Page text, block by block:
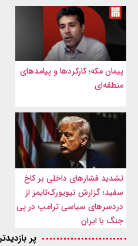
پیمان مکه؛ کارکردها و پیامدهای
منطقه‌ای
تشدید فشارهای داخلی بر کاخ
سفید؛ گزارش نیویورک‌تایمز از
دردسرهای سیاسی ترامپ در پی
جنگ با ایران
پر